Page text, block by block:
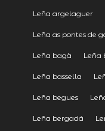
Leña argelaguer
Leña as pontes de
Leña bagà Leña
Leña bassella
Leña begues
Leña bergadá